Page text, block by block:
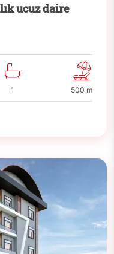
ucuz daire
1 500 m